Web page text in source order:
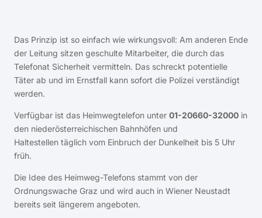
Das Prinzip ist so einfach wie wirkungsvoll: Am anderen Ende
der Leitung sitzen geschulte Mitarbeiter, die durch das
Telefonat Sicherheit vermitteln. Das schreckt potentielle
Täter ab und im Ernstfall kann sofort die Polizei verständigt
werden.
Verfügbar ist das Heimwegtelefon unter 01-20660-32000 in
den niederösterreichischen Bahnhöfen und
Haltestellen täglich vom Einbruch der Dunkelheit bis 5 Uhr
früh.
Die Idee des Heimweg-Telefons stammt von der
Ordnungswache Graz und wird auch in Wiener Neustadt
bereits seit längerem angeboten.